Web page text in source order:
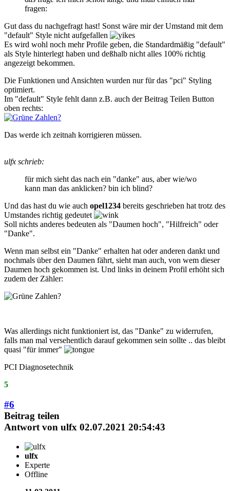
fragen:
Gut dass du nachgefragt hast! Sonst wäre mir der Umstand mit dem
"default" Style nicht aufgefallen
Es wird wohl noch mehr Profile geben, die Standardmäßig "default"
als Style hinterlegt haben und deßhalb nicht alles 100% richtig
angezeigt bekommen.
Die Funktionen und Ansichten wurden nur für das "pci" Styling
optimiert.
Im "default" Style fehlt dann z.B. auch der Beitrag Teilen Button
oben rechts:
Das werde ich zeitnah korrigieren müssen.
ulfx schrieb:
für mich sieht das nach ein "danke" aus, aber wie/wo
kann man das anklicken? bin ich blind?
Und das hast du wie auch opel1234 bereits geschrieben hat trotz des
Umstandes richtig gedeutet
Soll nichts anderes bedeuten als "Daumen hoch", "Hilfreich" oder
"Danke".
Wenn man selbst ein "Danke" erhalten hat oder anderen dankt und
nochmals über den Daumen fährt, sieht man auch, von wem dieser
Daumen hoch gekommen ist. Und links in deinem Profil erhöht sich
zudem der Zähler:
Was allerdings nicht funktioniert ist, das "Danke" zu widerrufen,
falls man mal versehentlich darauf gekommen sein sollte .. das bleibt
quasi "für immer"
PCI Diagnosetechnik
5
#6
Beitrag teilen
Antwort von ulfx 02.07.2021 20:54:43
ulfx
Experte
Offline